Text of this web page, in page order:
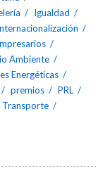
Igualdad
Ambiente
Energéticas
premios
PRL
Transporte